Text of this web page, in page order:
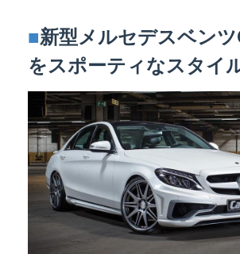
■新型メルセデスベン
をスポーティなスタイ